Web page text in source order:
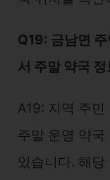
Q19: 금남면
서 주말 약국
A19: 지역 주
주말 운영 약국
있습니다. 해